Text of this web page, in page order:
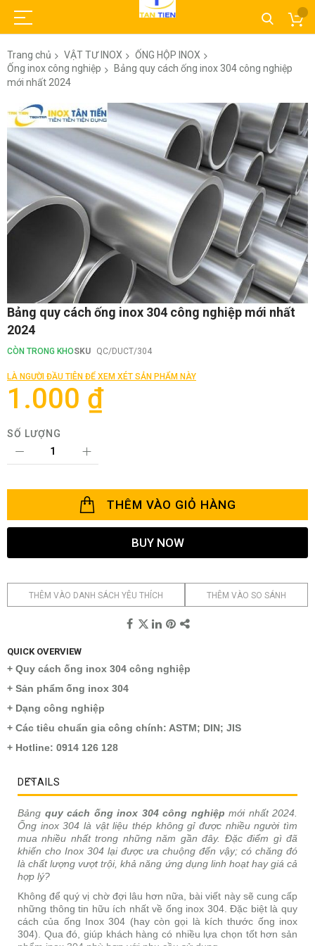
Trang chủ VẬT TƯ INOX
ỐNG HỘP INOX
Ống inox công nghiệp
Bảng quy cách ống inox 304 công nghiệp
mới nhất 2024
Chuyển
đến
phần
đầu
của
thư
viện
ảnh
Chuyển
đến
phần
đầu
của
viện
hình
Bảng quy cách ống inox 304 công nghiệp mới nhất
2024
CÒN TRONG KHOSKU QC/DUCT/304
LÀ NGƯỜI ĐẦU TIÊN ĐỂ XEM XÉT SẢN PHẨM NÀY
1.000 ₫
SỐ LƯỢNG
THÊM VÀO GIỎ HÀNG
BUY NOW
THÊM VÀO DANH SÁCH YÊU THÍCH THÊM VÀO SO SÁNH
QUICK OVERVIEW
+ Quy cách ống inox 304 công nghiệp
+ Sản phẩm ống inox 304
+ Dạng công nghiệp
+ Các tiêu chuẩn gia công chính: ASTM; DIN; JIS
+ Hotline: 0914 126 128
DETAILS
Bảng quy cách ống inox 304 công nghiệp mới nhất 2024.
Ống inox 304 là vật liệu thép không gỉ được nhiều người tìm
mua nhiều nhất trong những năm gần đây. Đặc điểm gì đã
khiến cho Inox 304 lại được ưa chuộng đến vậy; có chăng đó
là chất lượng vượt trội, khả năng ứng dụng linh hoạt hay giá cả
hợp lý?
Không để quý vị chờ đợi lâu hơn nữa, bài viết này sẽ cung cấp
những thông tin hữu ích nhất về ống inox 304. Đặc biệt là quy
cách của ống Inox 304 (hay còn gọi là kích thước ống inox
304). Qua đó, giúp khách hàng có nhiều lựa chọn tốt hơn sản